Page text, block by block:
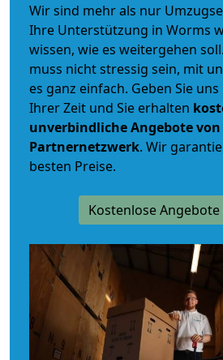
Wir sind mehr als nur
Ihre Unterstützung in Worms
wissen, wie es weitergehen
muss nicht stressig sein, mit
es ganz einfach. Geben Sie
Ihrer Zeit und Sie erhalten
unverbindlicheAngebote
Partnernetzwerk. Wir
besten Preise.
Kostenlose